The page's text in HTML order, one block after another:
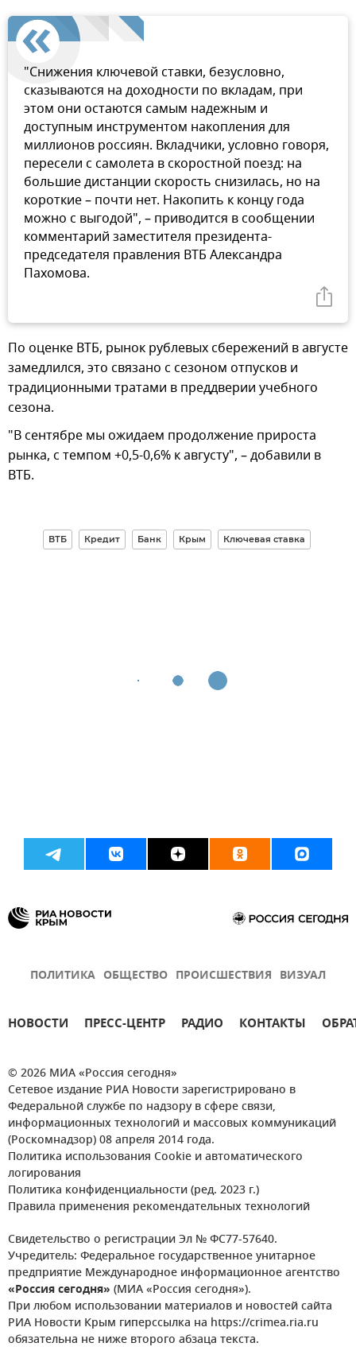
"Снижения ключевой ставки, безусловно,
сказываются на доходности по вкладам, при
этом они остаются самым надежным и
доступным инструментом накопления для
миллионов россиян. Вкладчики, условно говоря,
пересели с самолета в скоростной поезд: на
большие дистанции скорость снизилась, но на
короткие – почти нет. Накопить к концу года
можно с выгодой", – приводится в сообщении
комментарий заместителя президента-
председателя правления ВТБ Александра
Пахомова.
По оценке ВТБ, рынок рублевых сбережений в августе
замедлился, это связано с сезоном отпусков и
традиционными тратами в преддверии учебного
сезона.
"В сентябре мы ожидаем продолжение прироста
рынка, с темпом +0,5-0,6% к августу", – добавили в
ВТБ.
ВТБ Кредит Банк Крым Ключевая ставка
ПОЛИТИКА ОБЩЕСТВО ПРОИСШЕСТВИЯ ВИЗУАЛ
НОВОСТИ ПРЕСС-ЦЕНТР РАДИО КОНТАКТЫ
© 2026 МИА «Россия сегодня»
Сетевое издание РИА Новости зарегистрировано в
Федеральной службе по надзору в сфере связи,
информационных технологий и массовых коммуникаций
(Роскомнадзор) 08 апреля 2014 года.
Политика использования Cookie и автоматического
логирования
Политика конфиденциальности (ред. 2023 г.)
Правила применения рекомендательных технологий
Свидетельство о регистрации Эл № ФС77-57640.
Учредитель: Федеральное государственное унитарное
предприятие Международное информационное агентство
«Россия сегодня» (МИА «Россия сегодня»).
При любом использовании материалов и новостей сайта
РИА Новости Крым гиперссылка на https://crimea.ria.ru
обязательна не ниже второго абзаца текста.